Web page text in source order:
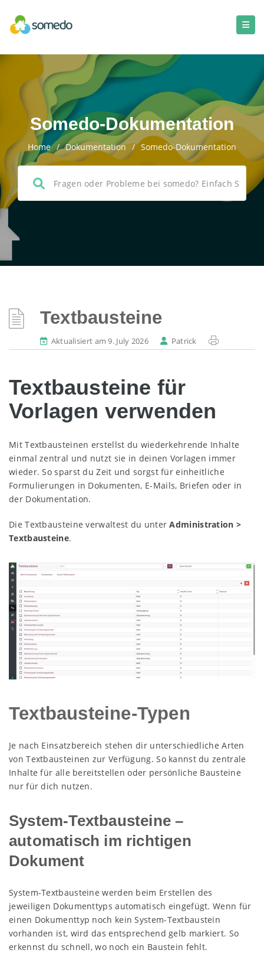
Somedo-Dokumentation
Home / Dokumentation / Somedo-Dokumentation
Textbausteine
Aktualisiert am 9. July 2026 Patrick
Textbausteine für
Vorlagen verwenden
Mit Textbausteinen erstellst du wiederkehrende Inhalte
einmal zentral und nutzt sie in deinen Vorlagen immer
wieder. So sparst du Zeit und sorgst für einheitliche
Formulierungen in Dokumenten, E-Mails, Briefen oder in
der Dokumentation.
Die Textbausteine verwaltest du unterAdministration >
Textbausteine.
Textbausteine-Typen
Je nach Einsatzbereich stehen dir unterschiedliche Arten
von Textbausteinen zur Verfügung. So kannst du zentrale
Inhalte für alle bereitstellen oder persönliche Bausteine
nur für dich nutzen.
System-Textbausteine –
automatisch im richtigen
Dokument
System-Textbausteine werden beim Erstellen des
jeweiligen Dokumenttyps automatisch eingefügt. Wenn für
einen Dokumenttyp noch kein System-Textbaustein
vorhanden ist, wird das entsprechend gelb markiert. So
erkennst du schnell, wo noch ein Baustein fehlt.